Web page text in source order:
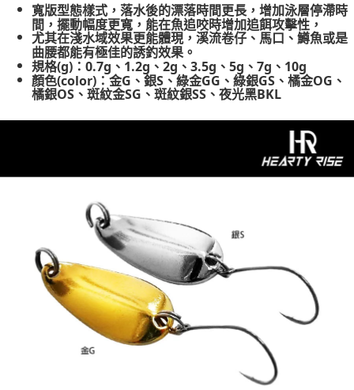
2.付款方式選擇「大哥付你分期」，訂單成立後會自動跳轉到大哥付的交易
流程，驗證手機門號後，選擇欲分期的期數、繳款截止日，確認付款後即完
成交易。
3.實際核准額度、可分期數及費用金額請依後續交易確認頁面所載為準。
4.訂單成立30分鐘內，如未前往確認交易或遇審核未通過，訂單將自動取
消。如遇「轉專審核」未通過狀況，表示未達大哥付你分期系統評分，恕無
法說明評估內容。
1.分期款項不併入電信帳單，「大哥付你分期」於每月結算日後寄送繳費提
2.透過簡訊連結打開帳單後，可選擇「超商條碼／台灣大直營門市／銀行轉
1.本服務係由「台灣大哥大股份有限公司」（以下簡稱本公司）所提供，讓
用戶於交易時，得透過本服務購買商品或服務，並由商店將買賣／分期付款
買賣價金債權讓與本公司後，依約使用本公司帳單繳交帳款。
2.基於同意付款使用「大哥付你分期」之契約關係目的，商店將以您的個人
資料（包含姓名、電話或地址）提供予台灣大哥大進項蒐集、處理及利用，
由本公司與您本人進行分期帳單所需資料之確認、核對及更正。
3.完整用戶服務條款，請詳閱以下連結：
相關說明
【關於「AFTEE先享後付」】
AFTEE先享後付是「在收到商品之後才付款」的支付方式。 讓您購物簡單
便利好安心！
１．簡單：不需註冊會員、不需綁卡、不需儲值。
２．便利：只要手機號碼，簡訊認證，即可結帳。
３．安心：先確認商品／服務後，再付款。
１．於結帳方式選擇「AFTEE先享後付」後，將跳轉至「AFTEE先享後付」
ATM／網路銀行／等多元方式進行付款，方視為交易完成。
※ 請注意：結帳手續完成當下不需立刻繳費，但若您需要取消訂單，請聯絡
購買商品的店家。未經商家同意取消之訂單仍視為有效，需透過AFTEE先享
後付繳納相關費用。
※ 交易是否成功請以「AFTEE先享後付 」之結帳頁面顯示為準，若有關於
是否繳費成功／繳費後需取消欲退款等相關疑問，請聯繫「AFTEE先享後付
客戶支援中心」https://netprotections.freshdesk.com/support/home
【注意事項】
１．透過由恩沛科技股份有限公司提供之「AFTEE先享後付」服務完成之交
易，需依本服務之必要範圍內提供個人資料，並將交易相關給付款項請求債
權轉讓予恩沛科技股份有限公司。
ATM付款
貨到付款
每筆NT$60，滿NT$1,200(含以上)免運費
每筆NT$60，滿NT$1,200(含以上)免運費
付款後7-11取貨
每筆NT$60，滿NT$1,200(含以上)免運費
一般宅配（門市自取請勿下單，請聯繫客服）
每筆NT$100，滿NT$2,000(含以上)免運費
寬版型態樣式，落水後的漂落時間更長，增加泳層停滯時
間，擺動幅度更寬，能在魚追咬時增加追餌攻擊性，
尤其在淺水域效果更能體現，溪流卷仔、馬口、鱒魚或是
曲腰都能有極佳的誘釣效果。
規格(g)：0.7g、1.2g、2g、3.5g、5g、7g、10g
顏色(color)：金G、銀S、綠金GG、綠銀GS、橘金OG、
橘銀OS、斑紋金SG、斑紋銀SS、夜光黑BKL